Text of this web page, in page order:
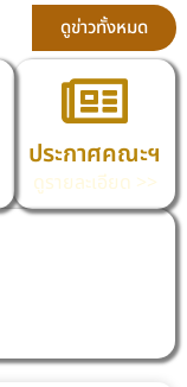
ดูข่าวทั้งหมด
ประกาศคณะฯ
ดูรายละเอียด >>